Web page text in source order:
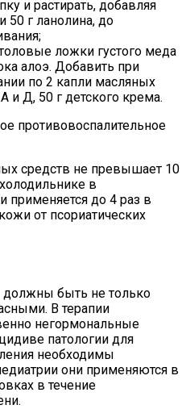
и растирать, добавляя
г ланолина, до
ложки густого меда
алоэ. Добавить при
по 2 капли масляных
и Д, 50 г детского крема.
противовоспалительное
средств не превышает 10
в
применяется до 4 раз в
от псориатических
должны быть не только
В терапии
негормональные
патологии для
необходимы
они применяются в
в течение